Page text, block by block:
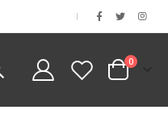
|
Cart
0Artikel